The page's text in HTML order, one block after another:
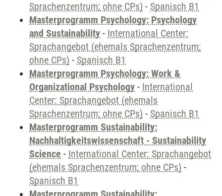
Sprachenzentrum; ohne CPs) - Spanisch B1
Masterprogramm Psychology: Psychology
and Sustainability - International Center:
Sprachangebot (ehemals Sprachenzentrum;
ohne CPs) - Spanisch B1
Masterprogramm Psychology: Work &
Organizational Psychology - International
Center: Sprachangebot (ehemals
Sprachenzentrum; ohne CPs) - Spanisch B1
Masterprogramm Sustainability:
Nachhaltigkeitswissenschaft - Sustainability
Science - International Center: Sprachangebot
(ehemals Sprachenzentrum; ohne CPs) -
Spanisch B1